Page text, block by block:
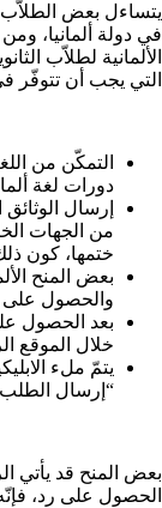
يتساءل بعض الطلاّب
في دولة ألمانيا،
الألمانية لطلاّب
التي يجب أن تتوفّر
التمكّن من
دورات لغة ألمانيا لمدّة 6 أشهر،
إرسال
من الجهات
ختمها، كون
بعض المنح
والحصول على
بعد الحصول
خلال الموقع
يتمّ ملء
“إرسال
بعض المنح قد يأتي
الحصول على رد،